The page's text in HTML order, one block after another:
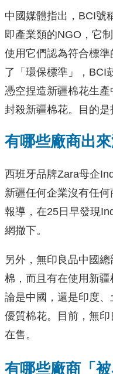
中國媒體指出，BCI號
即產業類的NGO，它
使用它們認為符合標
了「環保標準」，BCI
憑空捏造新疆棉花生
封殺新疆棉花。目的是
有哪些廠商出來
西班牙品牌Zara母企
新疆任何企業沒有任
報導，在25日早發現
網撤下。
另外，無印良品中國
棉，而且有在使用新
論是中國，還是印度
優質棉花。目前，無
在售。
有哪些廠商「